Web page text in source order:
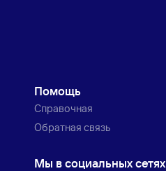
Помощь
Справочная
Обратная связь
Мы в социальных сетях